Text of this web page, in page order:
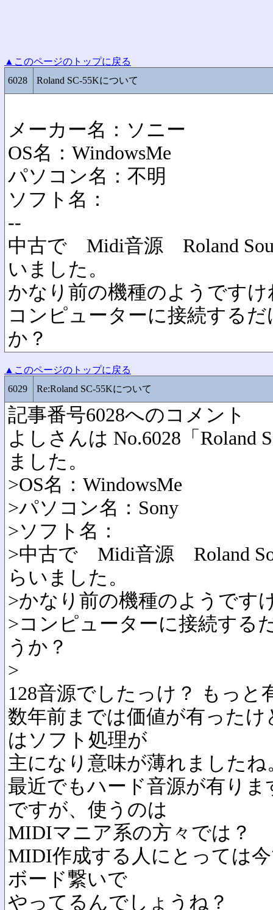
▲このページのトップに戻る
6028
Roland SC-55Kについて
メーカー名：ソニー
OS名：WindowsMe
パソコン名：不明
ソフト名：
--
中古で Midi音源 Roland
いました。
かなり前の機種のようですけ
コンピューターに接続する
か？
▲このページのトップに戻る
6029
Re:Roland SC-55Kについて
記事番号6028へのコメント
よしさんは No.6028「Roland
ました。
>OS名：WindowsMe
>パソコン名：Sony
>ソフト名：
>中古で Midi音源 Roland
らいました。
>かなり前の機種のようです
>コンピューターに接続する
うか？
>
128音源でしたっけ？ もっと
数年前までは価値が有ったけ
はソフト処理が
主になり意味が薄れましたね
最近でもハード音源が有り
ですが、使うのは
MIDIマニア系の方々では？
MIDI作成する人にとっては
ボード繋いで
やってるんでしょうね？